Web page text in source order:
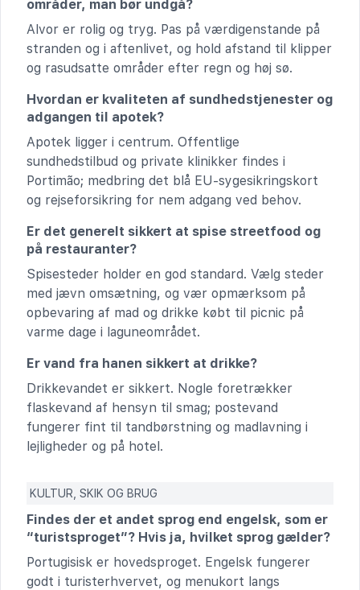
områder, man bør undgå?
Alvor er rolig og tryg. Pas på værdigenstande på
stranden og i aftenlivet, og hold afstand til klipper
og rasudsatte områder efter regn og høj sø.
Hvordan er kvaliteten af sundhedstjenester og
adgangen til apotek?
Apotek ligger i centrum. Offentlige
sundhedstilbud og private klinikker findes i
Portimão; medbring det blå EU-sygesikringskort
og rejseforsikring for nem adgang ved behov.
Er det generelt sikkert at spise streetfood og
på restauranter?
Spisesteder holder en god standard. Vælg steder
med jævn omsætning, og vær opmærksom på
opbevaring af mad og drikke købt til picnic på
varme dage i laguneområdet.
Er vand fra hanen sikkert at drikke?
Drikkevandet er sikkert. Nogle foretrækker
flaskevand af hensyn til smag; postevand
fungerer fint til tandbørstning og madlavning i
lejligheder og på hotel.
KULTUR, SKIK OG BRUG
Findes der et andet sprog end engelsk, som er
“turistsproget”? Hvis ja, hvilket sprog gælder?
Portugisisk er hovedsproget. Engelsk fungerer
godt i turisterhvervet, og menukort langs